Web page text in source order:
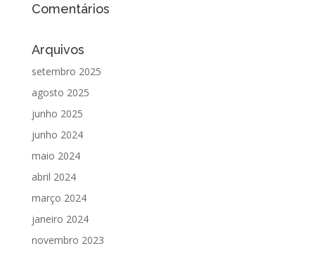
Comentários
Arquivos
setembro 2025
agosto 2025
junho 2025
junho 2024
maio 2024
abril 2024
março 2024
janeiro 2024
novembro 2023